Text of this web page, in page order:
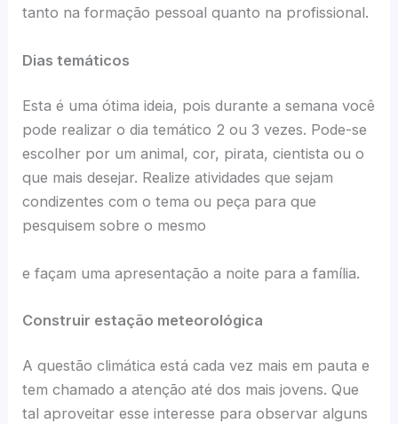
tanto na formação pessoal quanto na profissional.
Dias temáticos
Esta é uma ótima ideia, pois durante a semana você
pode realizar o dia temático 2 ou 3 vezes. Pode-se
escolher por um animal, cor, pirata, cientista ou o
que mais desejar. Realize atividades que sejam
condizentes com o tema ou peça para que
pesquisem sobre o mesmo
e façam uma apresentação a noite para a família.
Construir estação meteorológica
A questão climática está cada vez mais em pauta e
tem chamado a atenção até dos mais jovens. Que
tal aproveitar esse interesse para observar alguns